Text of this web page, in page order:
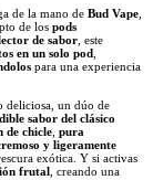
de la mano de Bud Vape
de los pods
de sabor , este
en un solo pod
para una experiencia
deliciosa, un dúo de
sabor del clásico
de chicle pura
y ligeramente
exótica. Y si activas
frutal
, creando una